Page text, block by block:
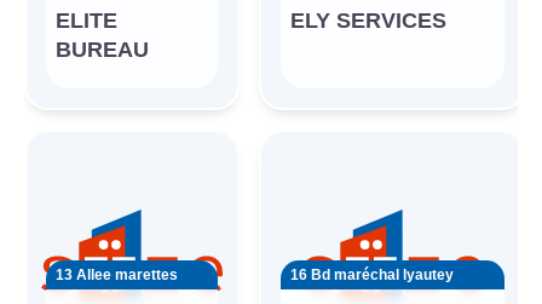
ELITE
BUREAU
ELY SERVICES
13 Allee marettes 16 Bd maréchal lyautey